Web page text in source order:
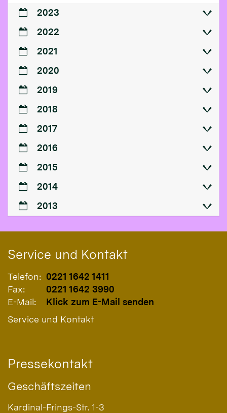
2023
2022
2021
2020
2019
2018
2017
2016
2015
2014
2013
Service und Kontakt
Telefon: 0221 1642 1411
Fax:
0221 1642 3990
E-Mail:
Klick zum E-Mail senden
Service und Kontakt
Pressekontakt
Geschäftszeiten
Kardinal-Frings-Str. 1-3